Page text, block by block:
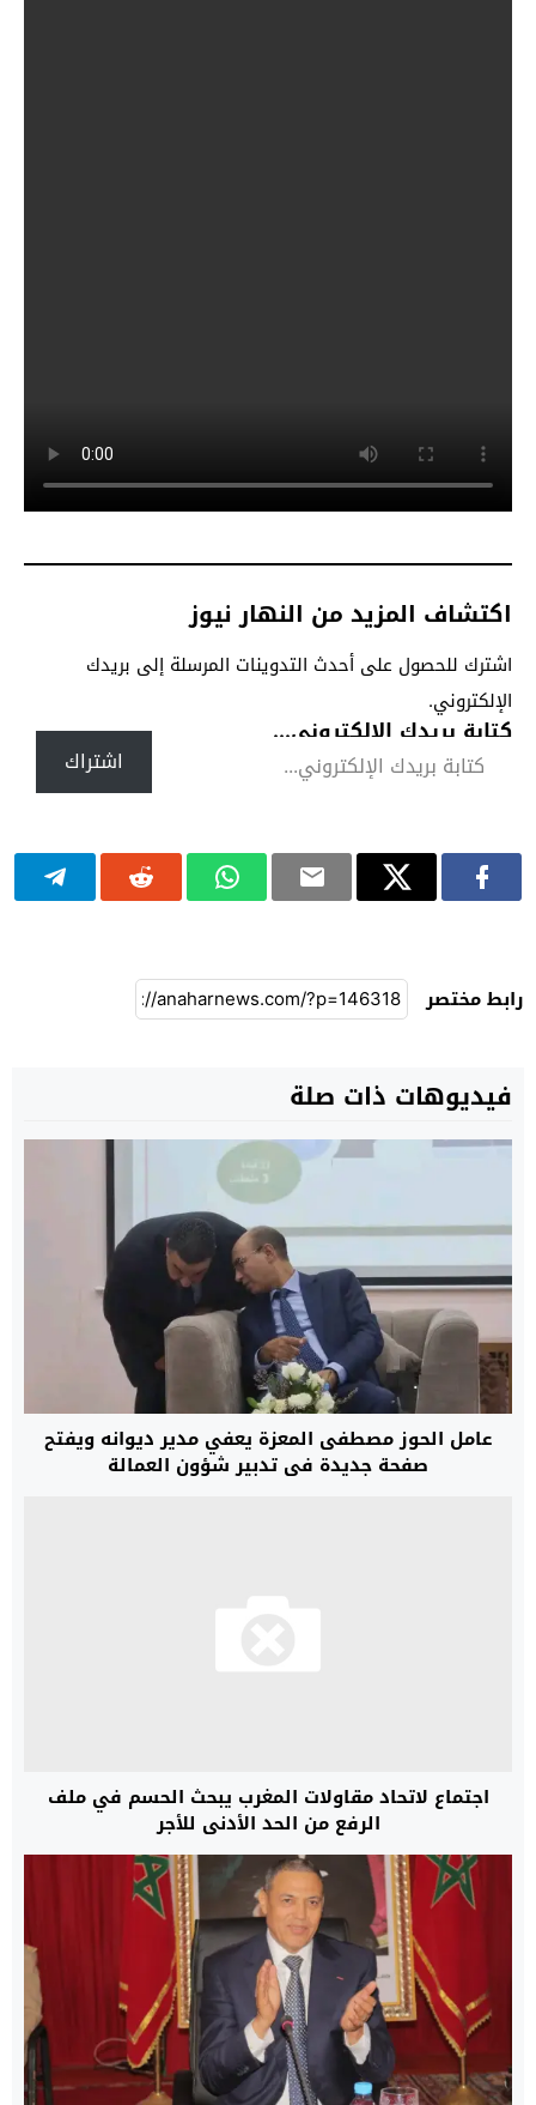
اكتشاف المزيد من النهار نيوز
اشترك للحصول على أحدث التدوينات المرسلة إلى بريدك
الإلكتروني.
كتابة بريدك الإلكتروني...
اشتراك
رابط مختصر
فيديوهات ذات صلة
عامل الحوز مصطفى المعزة يعفي مدير ديوانه ويفتح
صفحة جديدة في تدبير شؤون العمالة
اجتماع لاتحاد مقاولات المغرب يبحث الحسم في ملف
الرفع من الحد الأدنى للأجر